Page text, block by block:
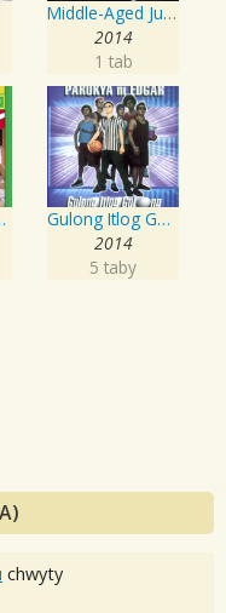
Middle-Aged Juvenile Novelty Pop Rockers
2014
1 tab
Gulong Itlog Gulong
2014
5 taby
chwyty